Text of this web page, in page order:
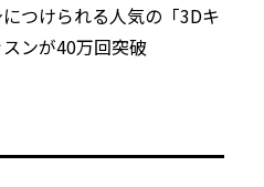
つけられる人気の「3Dキ
ンが40万回突破